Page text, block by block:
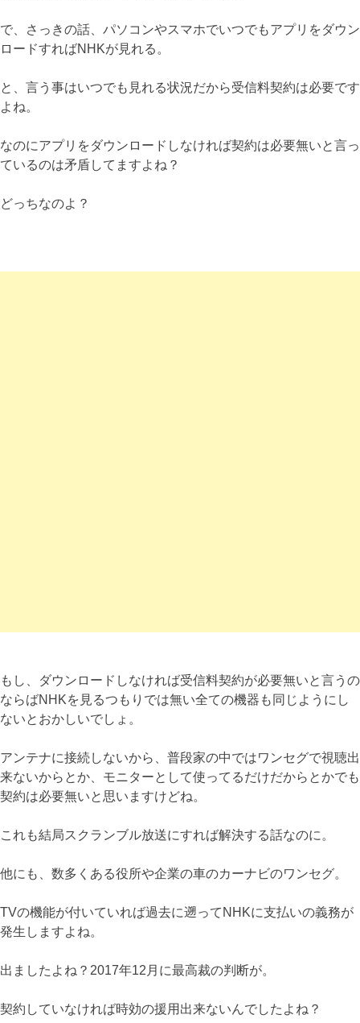
で、さっきの話、パソコンやスマホでいつでもアプリをダウン
ロードすればNHKが見れる。
と、言う事はいつでも見れる状況だから受信料契約は必要です
よね。
なのにアプリをダウンロードしなければ契約は必要無いと言っ
ているのは矛盾してますよね？
どっちなのよ？
もし、ダウンロードしなければ受信料契約が必要無いと言うの
ならばNHKを見るつもりでは無い全ての機器も同じようにし
ないとおかしいでしょ。
アンテナに接続しないから、普段家の中ではワンセグで視聴出
来ないからとか、モニターとして使ってるだけだからとかでも
契約は必要無いと思いますけどね。
これも結局スクランブル放送にすれば解決する話なのに。
他にも、数多くある役所や企業の車のカーナビのワンセグ。
TVの機能が付いていれば過去に遡ってNHKに支払いの義務が
発生しますよね。
出ましたよね？2017年12月に最高裁の判断が。
契約していなければ時効の援用出来ないんでしたよね？